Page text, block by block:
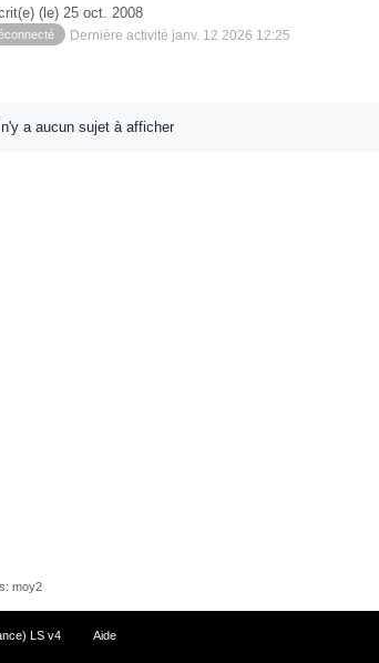
(le) 25 oct. 2008
Dernière activité janv. 12 2026 12:25
n'y a aucun sujet à afficher
moy2
LS v4 Aide